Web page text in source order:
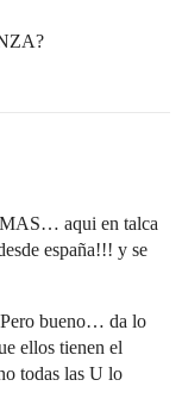
aqui en talca
españa!!! y se
bueno… da lo
ellos tienen el
todas las U lo